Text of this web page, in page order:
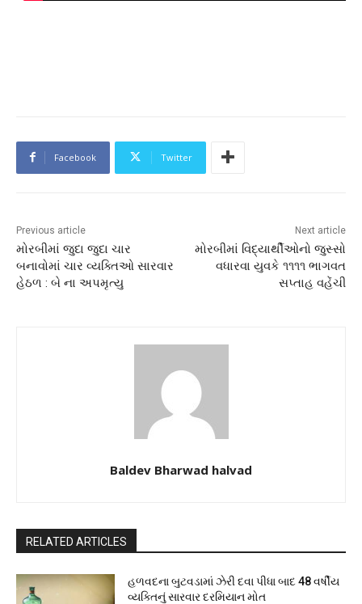
Facebook Twitter
Previous article
મોરબીમાં જુદા જુદા ચાર
બનાવોમાં ચાર વ્યક્તિઓ સારવાર
હેઠળ : બે ના અપમૃત્યુ
Next article
મોરબીમાં વિદ્યાર્થીઓનો જુસ્સો
વધારવા યુવકે ૧૧૧૧ ભાગવત
સપ્તાહ વહેંચી
Baldev Bharwad halvad
RELATED ARTICLES
હળવદના બુટવડામાં ઝેરી દવા પીધા બાદ 48 વર્ષીય
વ્યક્તિનું સારવાર દરમિયાન મોત